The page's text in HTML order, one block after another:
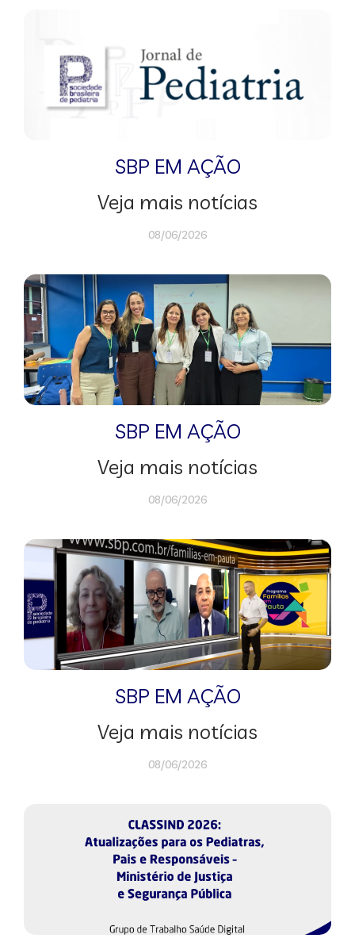
SBP EM AÇÃO
Veja mais notícias
08/06/2026
SBP EM AÇÃO
Veja mais notícias
08/06/2026
SBP EM AÇÃO
Veja mais notícias
08/06/2026